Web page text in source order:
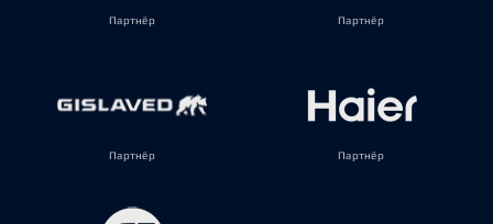
Партнёр Партнёр
Партнёр Партнёр